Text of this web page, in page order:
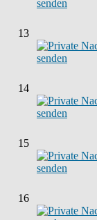
13
14
15
16